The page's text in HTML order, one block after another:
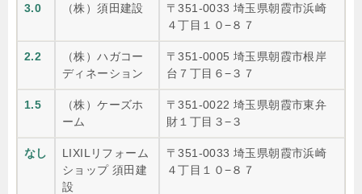
3.0 （株）須田建設
〒351-0033 埼玉県朝霞市浜崎
４丁目１０−８７
2.2
（株）ハガコー
ディネーション
〒351-0005 埼玉県朝霞市根岸
台７丁目６−３７
1.5
（株）ケーズホ
ーム
〒351-0022 埼玉県朝霞市東弁
財１丁目３−３
なし
LIXILリフォーム
ショップ 須田建
設
〒351-0033 埼玉県朝霞市浜崎
４丁目１０−８７